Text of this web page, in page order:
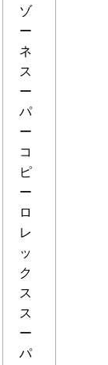
ゾ
ー
ネ
ス
ー
パ
ー
コ
ピ
ー
ロ
レ
ッ
ク
ス
ス
ー
パ